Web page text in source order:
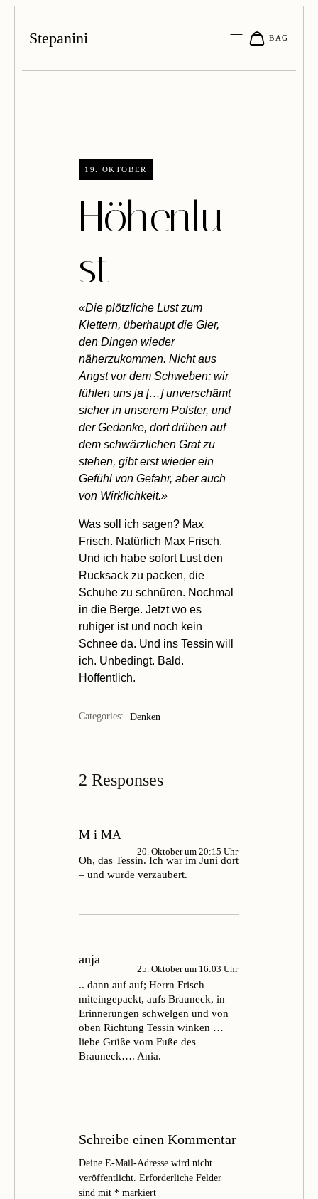
Stepanini
19. OKTOBER
Höhenlu
st
«Die plötzliche Lust zum
Klettern, überhaupt die Gier,
den Dingen wieder
näherzukommen. Nicht aus
Angst vor dem Schweben; wir
fühlen uns ja […] unverschämt
sicher in unserem Polster, und
der Gedanke, dort drüben auf
dem schwärzlichen Grat zu
stehen, gibt erst wieder ein
Gefühl von Gefahr, aber auch
von Wirklichkeit.»
Was soll ich sagen? Max
Frisch. Natürlich Max Frisch.
Und ich habe sofort Lust den
Rucksack zu packen, die
Schuhe zu schnüren. Nochmal
in die Berge. Jetzt wo es
ruhiger ist und noch kein
Schnee da. Und ins Tessin will
ich. Unbedingt. Bald.
Hoffentlich.
Categories: Denken
2 Responses
M i MA
20. Oktober um 20:15 Uhr
Oh, das Tessin. Ich war im Juni dort
– und wurde verzaubert.
anja
25. Oktober um 16:03 Uhr
.. dann auf auf; Herrn Frisch
miteingepackt, aufs Brauneck, in
Erinnerungen schwelgen und von
oben Richtung Tessin winken …
liebe Grüße vom Fuße des
Brauneck…. Ania.
Schreibe einen Kommentar
Deine E-Mail-Adresse wird nicht
veröffentlicht. Erforderliche Felder
sind mit * markiert